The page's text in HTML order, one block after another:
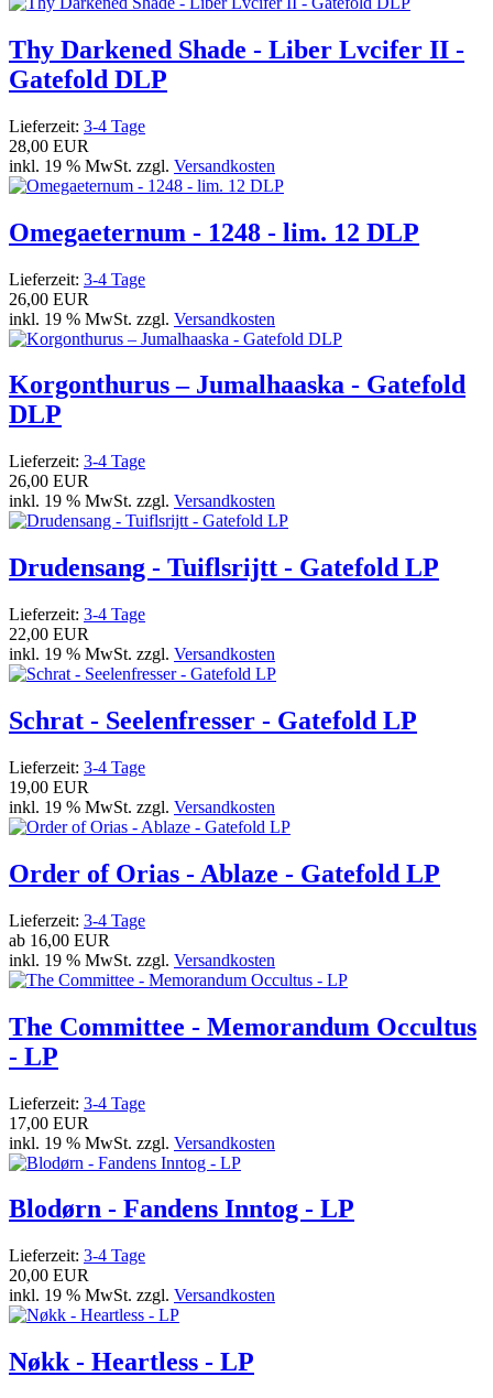
Thy Darkened Shade - Liber Lvcifer II -
Gatefold DLP
Lieferzeit: 3-4 Tage
28,00 EUR
inkl. 19 % MwSt. zzgl. Versandkosten
Omegaeternum - 1248 - lim. 12 DLP
Lieferzeit: 3-4 Tage
26,00 EUR
inkl. 19 % MwSt. zzgl. Versandkosten
Korgonthurus – Jumalhaaska - Gatefold
DLP
Lieferzeit: 3-4 Tage
26,00 EUR
inkl. 19 % MwSt. zzgl. Versandkosten
Drudensang - Tuiflsrijtt - Gatefold LP
Lieferzeit: 3-4 Tage
22,00 EUR
inkl. 19 % MwSt. zzgl. Versandkosten
Schrat - Seelenfresser - Gatefold LP
Lieferzeit: 3-4 Tage
19,00 EUR
inkl. 19 % MwSt. zzgl. Versandkosten
Order of Orias - Ablaze - Gatefold LP
Lieferzeit: 3-4 Tage
ab 16,00 EUR
inkl. 19 % MwSt. zzgl. Versandkosten
The Committee - Memorandum Occultus
- LP
Lieferzeit: 3-4 Tage
17,00 EUR
inkl. 19 % MwSt. zzgl. Versandkosten
Blodørn - Fandens Inntog - LP
Lieferzeit: 3-4 Tage
20,00 EUR
inkl. 19 % MwSt. zzgl. Versandkosten
Nøkk - Heartless - LP